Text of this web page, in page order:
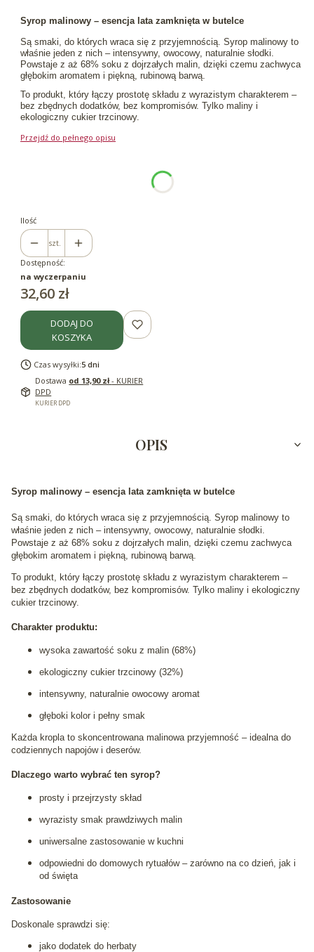
Syrop malinowy – esencja lata zamknięta w butelce
Są smaki, do których wraca się z przyjemnością. Syrop malinowy to
właśnie jeden z nich – intensywny, owocowy, naturalnie słodki.
Powstaje z aż 68% soku z dojrzałych malin, dzięki czemu zachwyca
głębokim aromatem i piękną, rubinową barwą.
To produkt, który łączy prostotę składu z wyrazistym charakterem –
bez zbędnych dodatków, bez kompromisów. Tylko maliny i
ekologiczny cukier trzcinowy.
Przejdź do pełnego opisu
Poszczególne warianty mogą różnić się ceną
Ilość
szt.
Dostępność:
na wyczerpaniu
Cena
32,60 zł
DODAJ DO
KOSZYKA
Czas wysyłki:5 dni
Dostawa od 13,90 zł- KURIER
DPD
KURIER DPD
OPIS
Syrop malinowy – esencja lata zamknięta w butelce
Są smaki, do których wraca się z przyjemnością. Syrop malinowy to
właśnie jeden z nich – intensywny, owocowy, naturalnie słodki.
Powstaje z aż 68% soku z dojrzałych malin, dzięki czemu zachwyca
głębokim aromatem i piękną, rubinową barwą.
To produkt, który łączy prostotę składu z wyrazistym charakterem –
bez zbędnych dodatków, bez kompromisów. Tylko maliny i ekologiczny
cukier trzcinowy.
Charakter produktu:
wysoka zawartość soku z malin (68%)
ekologiczny cukier trzcinowy (32%)
intensywny, naturalnie owocowy aromat
głęboki kolor i pełny smak
Każda kropla to skoncentrowana malinowa przyjemność – idealna do
codziennych napojów i deserów.
Dlaczego warto wybrać ten syrop?
prosty i przejrzysty skład
wyrazisty smak prawdziwych malin
uniwersalne zastosowanie w kuchni
odpowiedni do domowych rytuałów – zarówno na co dzień, jak i
od święta
Zastosowanie
Doskonale sprawdzi się:
jako dodatek do herbaty